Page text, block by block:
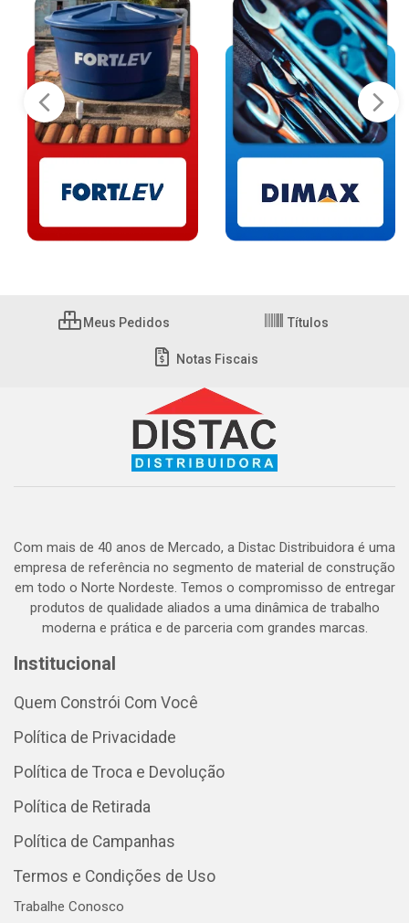
Meus Pedidos Títulos
Notas Fiscais
Com mais de 40 anos de Mercado, a Distac Distribuidora é uma
empresa de referência no segmento de material de construção
em todo o Norte Nordeste. Temos o compromisso de entregar
produtos de qualidade aliados a uma dinâmica de trabalho
moderna e prática e de parceria com grandes marcas.
Institucional
Quem Constrói Com Você
Política de Privacidade
Política de Troca e Devolução
Política de Retirada
Política de Campanhas
Termos e Condições de Uso
Trabalhe Conosco